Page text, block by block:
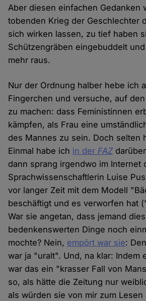
Aber diesen einfachen Gedanken
tobenden Krieg der Geschlechter
sich wirken lassen, zu tief haben
Schützengräben eingebuddelt
mehr raus.
Nur der Ordnung halber hebe ich
Fingerchen und versuche, auf
zu machen: dass Feministinnen
kämpfen, als Frau eine
des Mannes zu sein. Doch selten
Einmal habe ich in der FAZ
dann sprang irgendwo im Internet
Sprachwissenschaftlerin Luise
vor langer Zeit mit dem Modell
beschäftigt und es verworfen hat
War sie angetan, dass jemand
bedenkenswerten Dinge noch
mochte? Nein, empört war sie:
war ja "uralt". Und, na klar: Indem
war das ein "krasser Fall von
so, als hätte die Zeitung nur
als würden sie von mir zum